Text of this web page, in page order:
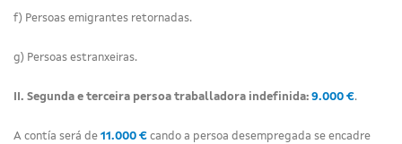
f) Persoas emigrantes retornadas.
g) Persoas estranxeiras.
II. Segunda e terceira persoa traballadora indefinida: 9.000 €.
A contía será de 11.000 € cando a persoa desempregada se encadre